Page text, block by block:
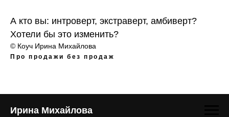
А кто вы: интроверт, экстраверт, амбиверт?
Хотели бы это изменить?
© Коуч Ирина Михайлова
Про продажи без продаж
Ирина Михайлова